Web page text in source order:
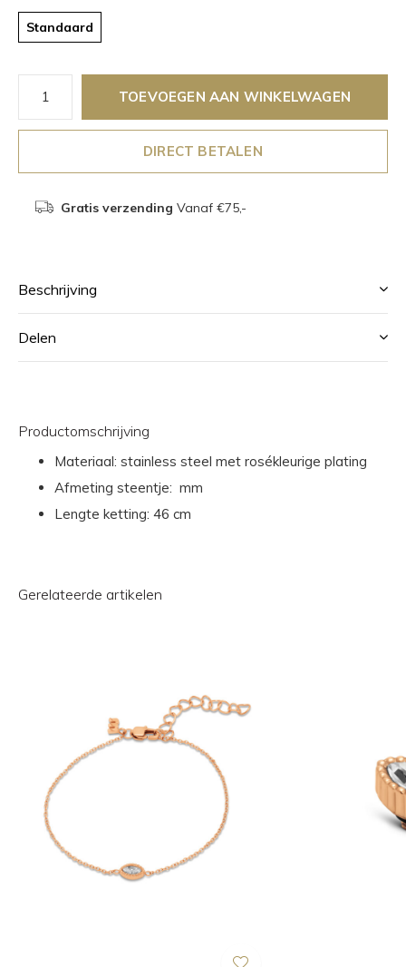
Standaard
TOEVOEGEN AAN WINKELWAGEN
DIRECT BETALEN
Gratis verzending Vanaf €75,-
Beschrijving
Delen
Productomschrijving
Materiaal: stainless steel met rosékleurige plating
Afmeting steentje: mm
Lengte ketting: 46 cm
Gerelateerde artikelen